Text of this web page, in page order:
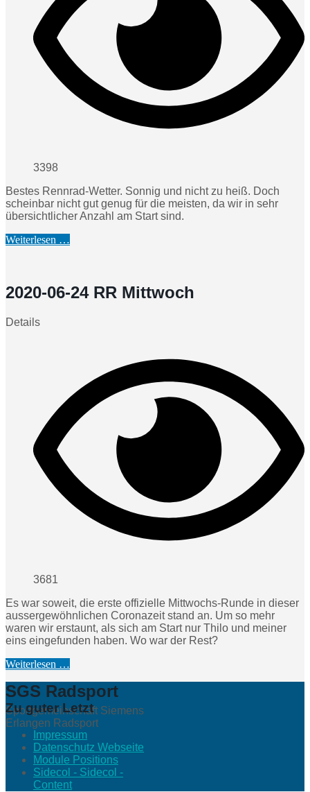
3398
Bestes Rennrad-Wetter. Sonnig und nicht zu heiß. Doch
scheinbar nicht gut genug für die meisten, da wir in sehr
übersichtlicher Anzahl am Start sind.
Weiterlesen …
2020-06-24 RR Mittwoch
Details
3681
Es war soweit, die erste offizielle Mittwochs-Runde in dieser
aussergewöhnlichen Coronazeit stand an. Um so mehr
waren wir erstaunt, als sich am Start nur Thilo und meiner
eins eingefunden haben. Wo war der Rest?
Weiterlesen …
SGS Radsport
Sportgemeinschaft Siemens
Erlangen Radsport
Zu guter Letzt
Impressum
Datenschutz Webseite
Module Positions
Sidecol - Sidecol -
Content